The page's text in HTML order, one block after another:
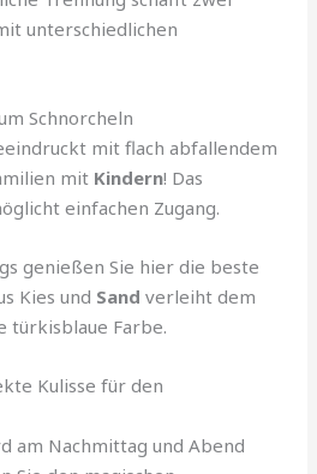
unterschiedlichen
Schnorcheln
mit flach abfallendem
mit Kindern! Das
einfachen Zugang.
genießen Sie hier die beste
Kies und Sand verleiht dem
türkisblaue Farbe.
Kulisse für den
am Nachmittag und Abend